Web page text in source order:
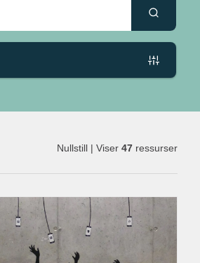
Nullstill | Viser 47 ressurser